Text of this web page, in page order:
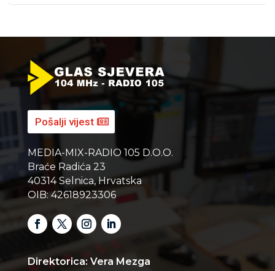
Pošalji vijest
MEDIA-MIX-RADIO 105 D.O.O.
Braće Radića 23
40314 Selnica, Hrvatska
OIB: 42618923306
Direktorica: Vera Mezga